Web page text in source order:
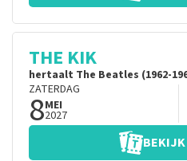
THE KIK
hertaalt The Beatles (1962-
ZATERDAG
8MEI
2027